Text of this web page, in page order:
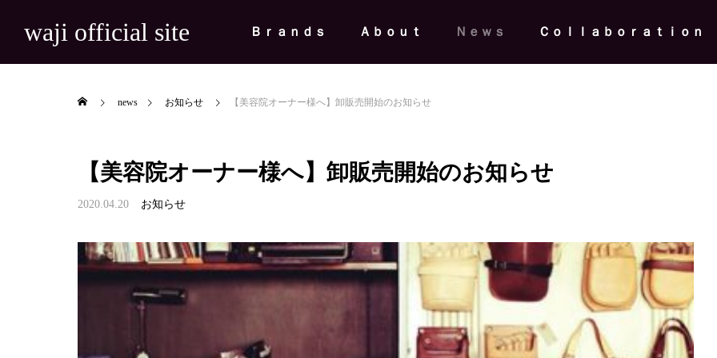
waji official site Ｂｒａｎｄｓ Ａｂｏｕｔ Ｎｅｗｓ Ｃｏｌｌａｂｏｒａｔｉｏｎ
【出展情報】FRAT #8 BUNGU ZAKK
A EXHIBITION 2026
【出展情報】HMJ2026｜革に錆を宿し
た「ｋｅｕ」がHMJ初登場
桃山学院大学にて、wａjｉ代表
裕樹が講師を務めるリーダーシ
チャレンジ2026募集開始
News
news お知らせ 【美容院オーナー様へ】卸販売開始のお知らせ
【美容院オーナー様へ】卸販売開始のお知らせ
2020.04.20 お知らせ